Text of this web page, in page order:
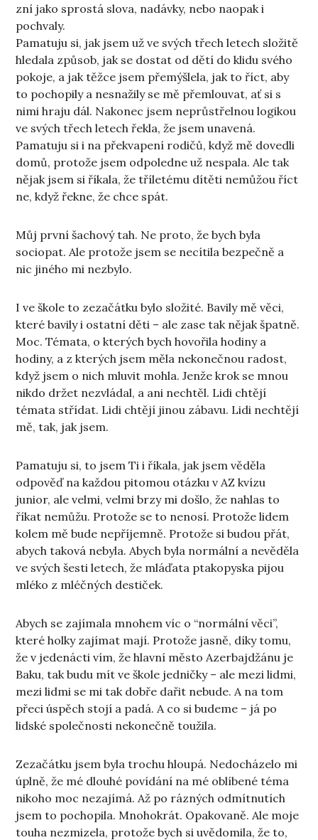
zní jako sprostá slova, nadávky, nebo naopak i
pochvaly.
Pamatuju si, jak jsem už ve svých třech letech složitě
hledala způsob, jak se dostat od dětí do klidu svého
pokoje, a jak těžce jsem přemýšlela, jak to říct, aby
to pochopily a nesnažily se mě přemlouvat, ať si s
nimi hraju dál. Nakonec jsem neprůstřelnou logikou
ve svých třech letech řekla, že jsem unavená.
Pamatuju si i na překvapení rodičů, když mě dovedli
domů, protože jsem odpoledne už nespala. Ale tak
nějak jsem si říkala, že tříletému dítěti nemůžou říct
ne, když řekne, že chce spát.
Můj první šachový tah. Ne proto, že bych byla
sociopat. Ale protože jsem se necítila bezpečně a
nic jiného mi nezbylo.
I ve škole to zezačátku bylo složité. Bavily mě věci,
které bavily i ostatní děti – ale zase tak nějak špatně.
Moc. Témata, o kterých bych hovořila hodiny a
hodiny, a z kterých jsem měla nekonečnou radost,
když jsem o nich mluvit mohla. Jenže krok se mnou
nikdo držet nezvládal, a ani nechtěl. Lidi chtějí
témata střídat. Lidi chtějí jinou zábavu. Lidi nechtějí
mě, tak, jak jsem.
Pamatuju si, to jsem Ti i říkala, jak jsem věděla
odpověď na každou pitomou otázku v AZ kvízu
junior, ale velmi, velmi brzy mi došlo, že nahlas to
říkat nemůžu. Protože se to nenosí. Protože lidem
kolem mě bude nepříjemně. Protože si budou přát,
abych taková nebyla. Abych byla normální a nevěděla
ve svých šesti letech, že mláďata ptakopyska pijou
mléko z mléčných destiček.
Abych se zajímala mnohem víc o “normální věci”,
které holky zajímat mají. Protože jasně, díky tomu,
že v jedenácti vím, že hlavní město Azerbajdžánu je
Baku, tak budu mít ve škole jedničky – ale mezi lidmi,
mezi lidmi se mi tak dobře dařit nebude. A na tom
přeci úspěch stojí a padá. A co si budeme – já po
lidské společnosti nekonečně toužila.
Zezačátku jsem byla trochu hloupá. Nedocházelo mi
úplně, že mé dlouhé povídání na mé oblíbené téma
nikoho moc nezajímá. Až po rázných odmítnutích
jsem to pochopila. Mnohokrát. Opakovaně. Ale moje
touha nezmizela, protože bych si uvědomila, že to,